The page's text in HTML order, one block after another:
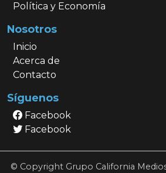
Política y Economía
Nosotros
Inicio
Acerca de
Contacto
Síguenos
Facebook
Facebook
© Copyright Grupo California